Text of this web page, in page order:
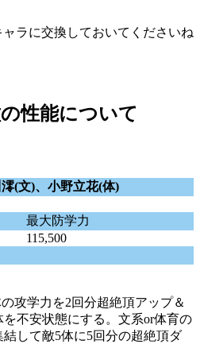
ラに交換しておいてくださいね
性能について
澪(文)、小野立花(体)
最大防学力
115,500
攻学力を2回分超絶頂アップ＆
不安状態にする。文系or体育の
して敵5体に5回分の超絶頂ダ